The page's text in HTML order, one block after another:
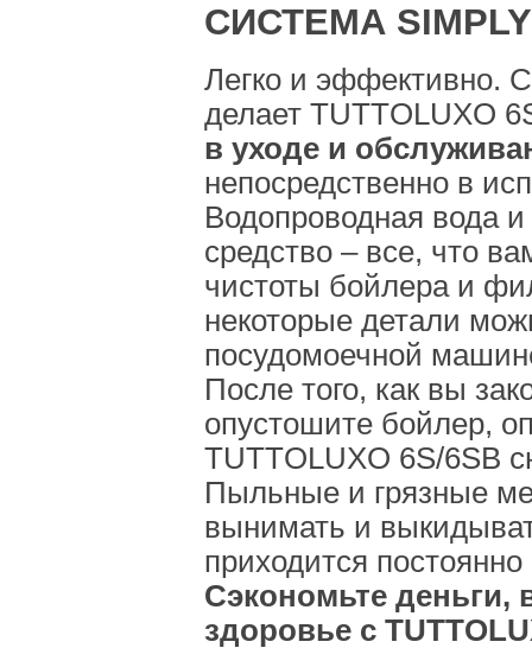
СИСТЕМА SIMPLY
Легко и эффективно.
делает TUTTOLUXO
в уходе и
непосредственно в
Водопроводная вода
средство – все, что
чистоты бойлера и
некоторые детали
посудомоечной
После того, как вы
опустошите бойлер,
TUTTOLUXO 6S/6SB
Пыльные и грязные
вынимать и
приходится
Сэкономьте деньги,
здоровье с